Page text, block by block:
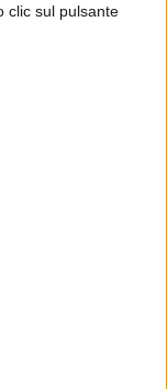
clic sul pulsante